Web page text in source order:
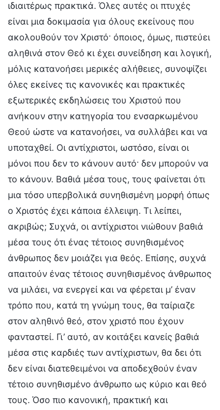
ιδιαιτέρως πρακτικά. Όλες αυτές οι πτυχές
είναι μια δοκιμασία για όλους εκείνους που
ακολουθούν τον Χριστό· όποιος, όμως, πιστεύει
αληθινά στον Θεό κι έχει συνείδηση και λογική,
μόλις κατανοήσει μερικές αλήθειες, συνοψίζει
όλες εκείνες τις κανονικές και πρακτικές
εξωτερικές εκδηλώσεις του Χριστού που
ανήκουν στην κατηγορία του ενσαρκωμένου
Θεού ώστε να κατανοήσει, να συλλάβει και να
υποταχθεί. Οι αντίχριστοι, ωστόσο, είναι οι
μόνοι που δεν το κάνουν αυτό· δεν μπορούν να
το κάνουν. Βαθιά μέσα τους, τους φαίνεται ότι
μια τόσο υπερβολικά συνηθισμένη μορφή όπως
ο Χριστός έχει κάποια έλλειψη. Τι λείπει,
ακριβώς; Συχνά, οι αντίχριστοι νιώθουν βαθιά
μέσα τους ότι ένας τέτοιος συνηθισμένος
άνθρωπος δεν μοιάζει για θεός. Επίσης, συχνά
απαιτούν ένας τέτοιος συνηθισμένος άνθρωπος
να μιλάει, να ενεργεί και να φέρεται μ’ έναν
τρόπο που, κατά τη γνώμη τους, θα ταίριαζε
στον αληθινό θεό, στον χριστό που έχουν
φανταστεί. Γι’ αυτό, αν κοιτάξει κανείς βαθιά
μέσα στις καρδιές των αντίχριστων, θα δει ότι
δεν είναι διατεθειμένοι να αποδεχθούν έναν
τέτοιο συνηθισμένο άνθρωπο ως κύριο και θεό
τους. Όσο πιο κανονική, πρακτική και